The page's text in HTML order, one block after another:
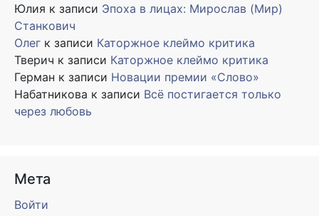
Юлия к записи Эпоха в лицах: Мирослав (Мир)
Станкович
Олег к записи Каторжное клеймо критика
Тверич к записи Каторжное клеймо критика
Герман к записи Новации премии «Слово»
Набатникова к записи Всё постигается только
через любовь
Мета
Войти